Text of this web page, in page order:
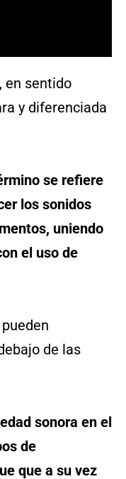
en sentido
y diferenciada
se refiere
los sonidos
uniendo
el uso de
de las
sonora en el
de
que a su vez